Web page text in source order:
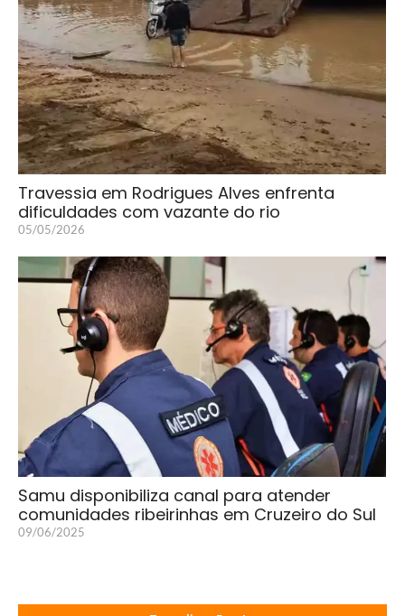
Travessia em Rodrigues Alves enfrenta
dificuldades com vazante do rio
05/05/2026
Samu disponibiliza canal para atender
comunidades ribeirinhas em Cruzeiro do Sul
09/06/2025